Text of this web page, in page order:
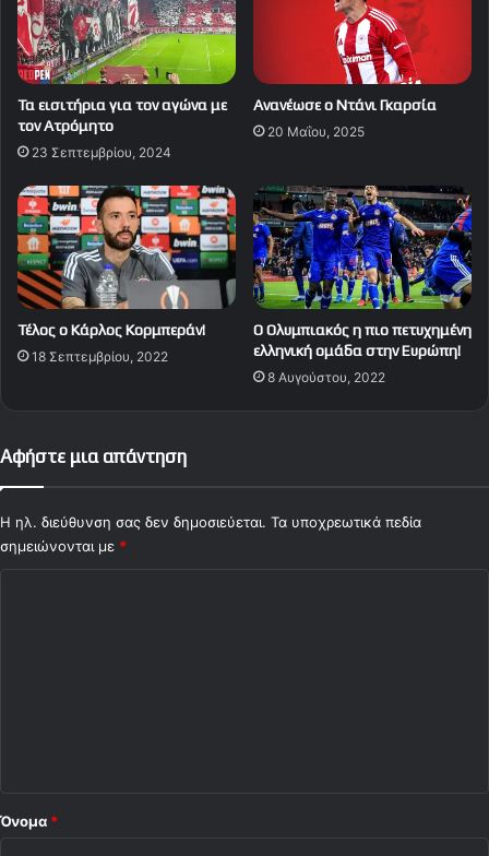
Τα εισιτήρια για τον αγώνα με
τον Ατρόμητο
23 Σεπτεμβρίου, 2024
Ανανέωσε ο Ντάνι Γκαρσία
20 Μαΐου, 2025
Τέλος ο Κάρλος Κορμπεράν!
18 Σεπτεμβρίου, 2022
Ο Ολυμπιακός η πιο πετυχημένη
ελληνική ομάδα στην Ευρώπη!
8 Αυγούστου, 2022
Αφήστε μια απάντηση
Η ηλ. διεύθυνση σας δεν δημοσιεύεται. Τα υποχρεωτικά πεδία
σημειώνονται με *
Όνομα *